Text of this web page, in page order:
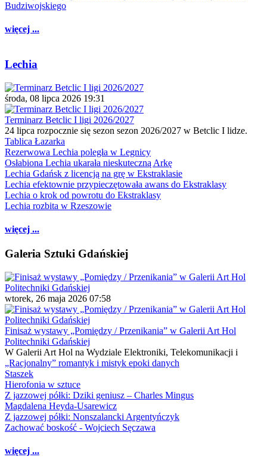
Budziwojskiego
więcej ...
Lechia
środa, 08 lipca 2026 19:31
Terminarz Betclic I ligi 2026/2027
24 lipca rozpocznie się sezon sezon 2026/2027 w Betclic I lidze.
Tablica Łazarka
Rezerwowa Lechia poległa w Legnicy
Osłabiona Lechia ukarała nieskuteczną Arkę
Lechia Gdańsk z licencją na grę w Ekstraklasie
Lechia efektownie przypieczętowała awans do Ekstraklasy
Lechia o krok od powrotu do Ekstraklasy
Lechia rozbita w Rzeszowie
więcej ...
Galeria Sztuki Gdańskiej
wtorek, 26 maja 2026 07:58
Finisaż wystawy „Pomiędzy / Przenikania” w Galerii Art Hol
Politechniki Gdańskiej
W Galerii Art Hol na Wydziale Elektroniki, Telekomunikacji i
„Racjonalny” romantyk i mistyk epoki danych
Staszek
Hierofonia w sztuce
Z jazzowej półki: Dziki geniusz – Charles Mingus
Magdalena Heyda-Usarewicz
Z jazzowej półki: Nonszalancki Argentyńczyk
Zachować boskość - Wojciech Sęczawa
więcej ...